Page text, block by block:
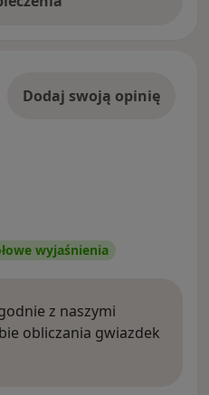
Dodaj swoją opinię
wyjaśnienia
z naszymi
obliczania gwiazdek